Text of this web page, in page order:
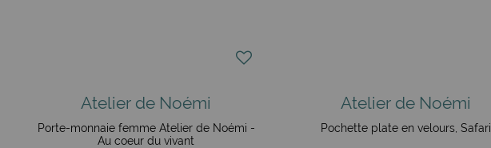
Atelier de Noémi
Porte-monnaie femme Atelier de Noémi -
Au coeur du vivant
Atelier de Noémi
Pochette plate en velours, Safari